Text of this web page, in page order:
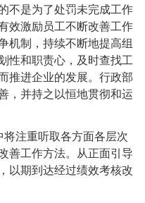
是为了处罚未完成工作
效激励员工不断改善工作
机制，持续不断地提高组
性和职责心，及时查找工
推进企业的发展。行政部
，并持之以恒地贯彻和运
注重听取各方面各层次
善工作方法。从正面引导
以期到达经过绩效考核改